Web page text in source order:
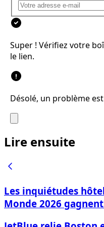
Super ! Vérifiez votre
le lien.
Désolé, un problème
Lire ensuite
Les inquiétudes
Monde 2026